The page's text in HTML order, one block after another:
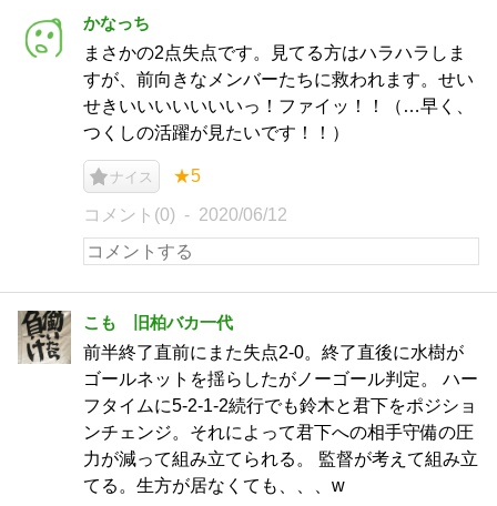
かなっち
まさかの2点失点です。見てる方はハラハラしま
すが、前向きなメンバーたちに救われます。せい
せきいいいいいいいっ！ファイッ！！（…早く、
つくしの活躍が見たいです！！）
ナイス ★5
コメント(0) 2020/06/12
こも 旧柏バカ一代
前半終了直前にまた失点2-0。終了直後に水樹が
ゴールネットを揺らしたがノーゴール判定。 ハー
フタイムに5-2-1-2続行でも鈴木と君下をポジショ
ンチェンジ。それによって君下への相手守備の圧
力が減って組み立てられる。 監督が考えて組み立
てる。生方が居なくても、、、w